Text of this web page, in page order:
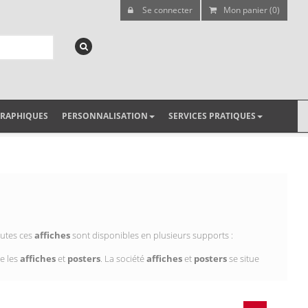
Se connecter Mon panier (0)
PERSONNALISATION SERVICES PRATIQUES
cesaffichessont disponibles en plusieurs supports :
lesafficheset posters. La sociétéafficheset postersse situe